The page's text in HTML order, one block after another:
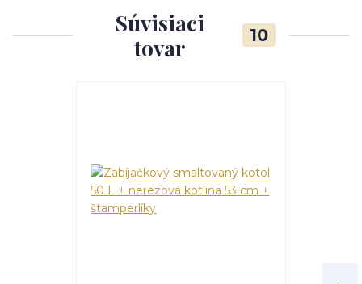
Súvisiaci
tovar
10